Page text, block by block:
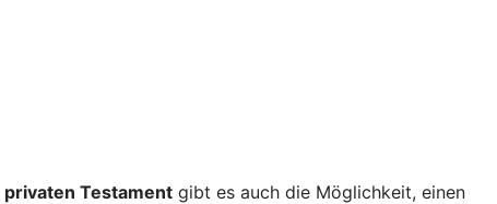
privaten Testament gibt es auch die Möglichkeit, einen